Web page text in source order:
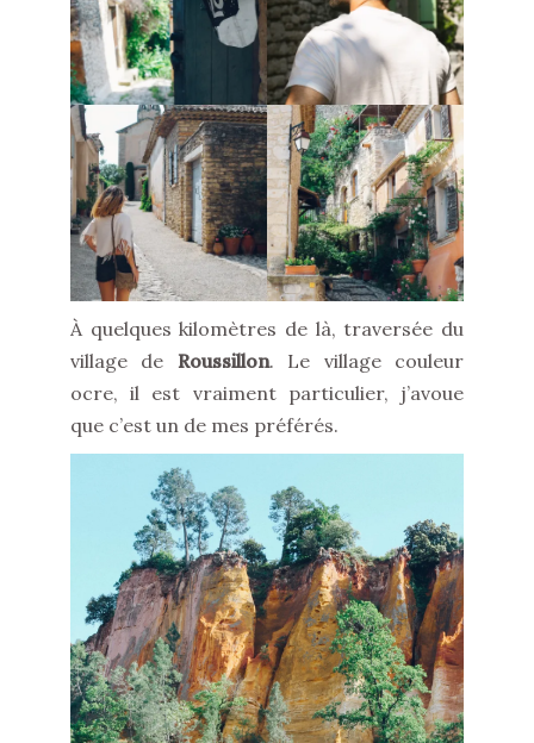
À quelques kilomètres de là, traversée du
village de Roussillon. Le village couleur
ocre, il est vraiment particulier, j’avoue
que c’est un de mes préférés.